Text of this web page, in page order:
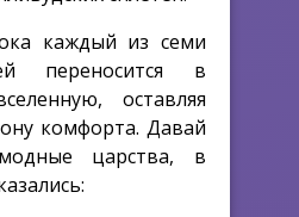
каждый из семи
переносится в
оставляя
комфорта. Давай
царства, в